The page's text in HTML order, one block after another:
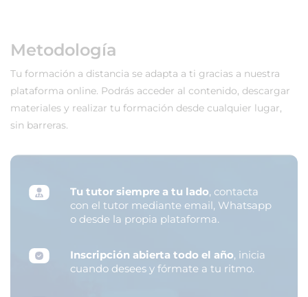
Metodología
Tu formación a distancia se adapta a ti gracias a nuestra
plataforma online. Podrás acceder al contenido, descargar
materiales y realizar tu formación desde cualquier lugar,
sin barreras.
Tu tutor siempre a tu lado, contacta
con el tutor mediante email, Whatsapp
o desde la propia plataforma.
Inscripción abierta todo el año, inicia
cuando desees y fórmate a tu ritmo.